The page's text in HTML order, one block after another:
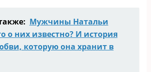
Мужчины Натальи
о них известно? И история
которую она хранит в